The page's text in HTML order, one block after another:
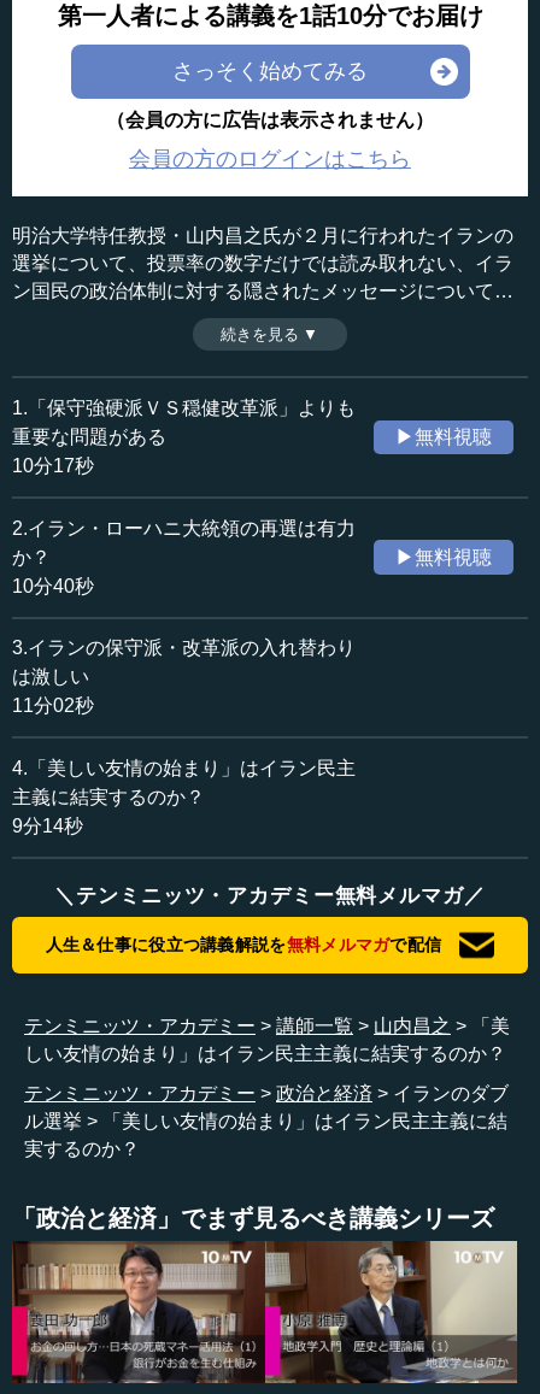
第一人者による講義を1話10分でお届け
さっそく始めてみる
（会員の方に広告は表示されません）
会員の方のログインはこちら
明治大学特任教授・山内昌之氏が２月に行われたイランの
選挙について、投票率の数字だけでは読み取れない、イラ
ン国民の政治体制に対する隠されたメッセージについて解
説する。これはイラン民主主義の将来を見据えた歴史的分
析である。（全４話中最終話）
収録日：2016年3月2日
追加日：2016年4月11日
カテゴリー：
国際
中東
●軽視できない国民の社会的理性
皆さん、こんにちは。今日は、イランの選挙のプロセス
イランの現大統領、ハッサン・ローハニは、これまで行
われてきた選挙と同じように、やはりある種の限界を持っ
た大統領であることは、申すまでもないわけです。つま
り、イランにおける選挙とは、民衆の異議申し立てを巧妙
に使う。あるいは、不満を感じる民衆や有権者たちが、現
在のイスラム政治体制が与えている枠組みや選択肢の中
新しい息を継ぐのか。さもなければ、そういう枠組みを壊
さない指導者を選ぶのか。言ってしまいますと、ローハニ
は、こうしたイラン政治で働いてきた社会的な理性や政治
いうことになるのです。そして、イランにおいては、今の
イスラム政治体制という枠組みがある限り、こうした基本
る。ここにイラン政治の特徴があるのです。
一見すると、メディアで報道されているような改革穏健
派対保守強硬派という二項対立や二つの対比関係は重要に
思われますが、イランの政治で重要なファクターを隠して
います。それは、何よりも歴史的に中東きっての非常に長
い伝統を持ち、文明論的に高い自負心を持つイラン人の、
ある重要な政治における一種の弁証法を隠すことになって
続きを見る ▼
1.「保守強硬派ＶＳ穏健改革派」よりも
重要な問題がある
10分17秒
▶無料視聴
2.イラン・ローハニ大統領の再選は有力
か？
10分40秒
▶無料視聴
3.イランの保守派・改革派の入れ替わり
は激しい
11分02秒
4.「美しい友情の始まり」はイラン民主
主義に結実するのか？
9分14秒
＼テンミニッツ・アカデミー無料メルマガ／
人生＆仕事に役立つ講義解説を無料メルマガで配信
テンミニッツ・アカデミー 講師一覧 山内昌之
「美
しい友情の始まり」はイラン民主主義に結実するのか？
テンミニッツ・アカデミー
政治と経済
イランのダブ
ル選挙
「美しい友情の始まり」はイラン民主主義に結
実するのか？
「政治と経済」でまず見るべき講義シリーズ